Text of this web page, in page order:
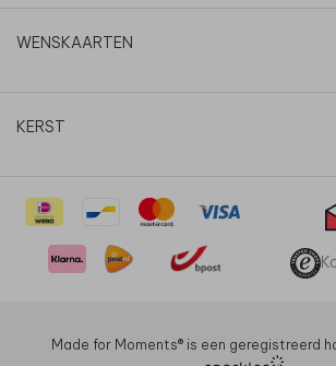
WENSKAARTEN
KERST
Made for Moments®️ is een geregistreerd